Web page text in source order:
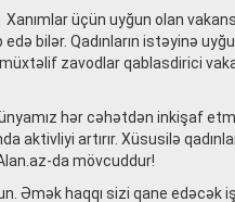
üçün uyğun olan
bilər. Qadınların istəyinə
zavodlar qablasdirici
hər cəhətdən inkişaf
aktivliyi artırır. Xüsusilə
da mövcuddur!
Əmək haqqı sizi qane edəcək